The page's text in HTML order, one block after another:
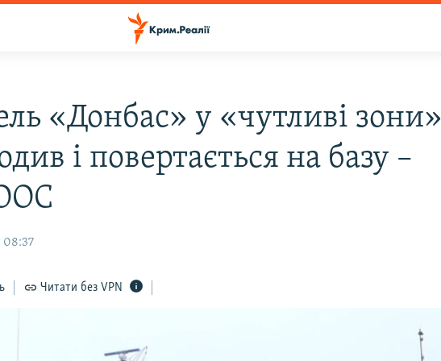
«Донбас» у «чутливі зони»
і повертається на базу –
08:37
Читати без VPN